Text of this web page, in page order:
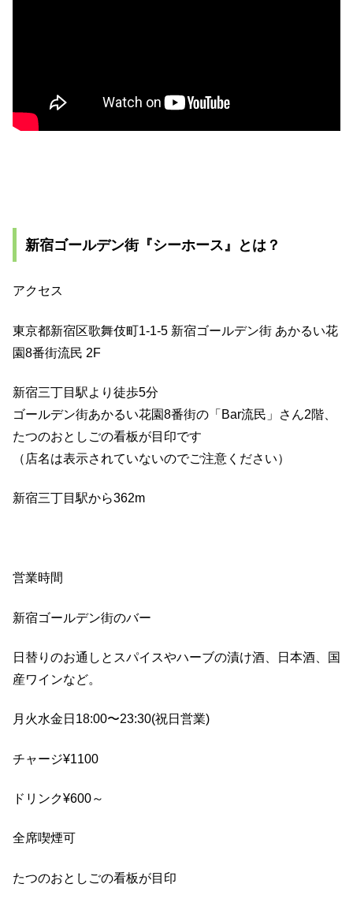
新宿ゴールデン街『シーホース』とは？
アクセス
東京都新宿区歌舞伎町1-1-5 新宿ゴールデン街 あかるい花
園8番街流民 2F
新宿三丁目駅より徒歩5分
ゴールデン街あかるい花園8番街の「Bar流民」さん2階、
たつのおとしごの看板が目印です
（店名は表示されていないのでご注意ください）
新宿三丁目駅から362m
営業時間
新宿ゴールデン街のバー
日替りのお通しとスパイスやハーブの漬け酒、日本酒、国
産ワインなど。
月火水金日18:00〜23:30(祝日営業)
チャージ¥1100
ドリンク¥600～
全席喫煙可
たつのおとしごの看板が目印